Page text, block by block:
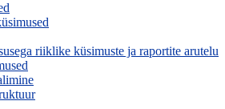
riiklike küsimuste ja raportite arutelu